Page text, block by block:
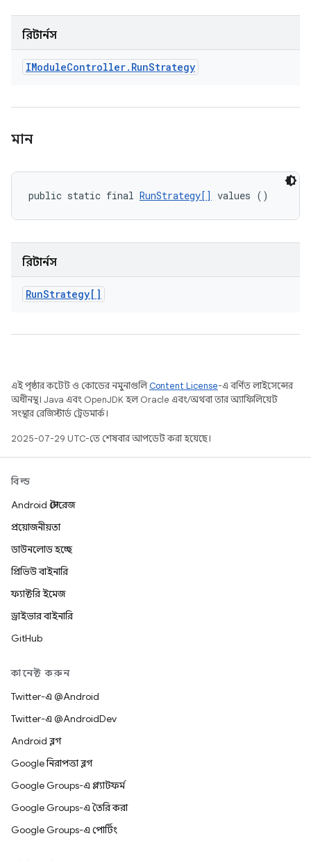
রিটার্নস
IModuleController. RunStrategy
মান
public static final RunStrategy[] values ()
রিটার্নস
RunStrategy[]
এই পৃষ্ঠার কন্টেন্ট ও কোডের নমুনাগুলিContent License-এ বর্ণিত লাইসেন্সের
অধীনস্থ। Java এবং OpenJDK হল Oracle এবং/অথবা তার অ্যাফিলিয়েট
সংস্থার রেজিস্টার্ড ট্রেডমার্ক।
2025-07-29 UTC-তে শেষবার আপডেট করা হয়েছে।
বিল্ড
Android স্টোরেজ
প্রয়োজনীয়তা
ডাউনলোড হচ্ছে
প্রিভিউ বাইনারি
ফ্যাক্টরি ইমেজ
ড্রাইভার বাইনারি
GitHub
কানেক্ট করুন
Twitter-এ @Android
Twitter-এ @AndroidDev
Android ব্লগ
Google নিরাপত্তা ব্লগ
Google Groups-এ প্ল্যাটফর্ম
Google Groups-এ তৈরি করা
Google Groups-এ পোর্টিং